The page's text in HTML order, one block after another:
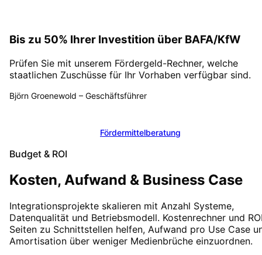
Bis zu 50% Ihrer Investition über BAFA/KfW
Prüfen Sie mit unserem Fördergeld-Rechner, welche
staatlichen Zuschüsse für Ihr Vorhaben verfügbar sind.
Björn Groenewold – Geschäftsführer
Fördermittelberatung
Budget & ROI
Kosten, Aufwand & Business Case
Integrationsprojekte skalieren mit Anzahl Systeme,
Datenqualität und Betriebsmodell. Kostenrechner und
Seiten zu Schnittstellen helfen, Aufwand pro Use Case
Amortisation über weniger Medienbrüche einzuordnen.